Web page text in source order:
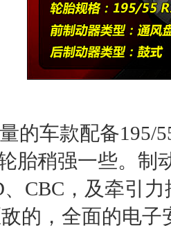
车款配备195/
胎稍强一些。
CBC，及牵引
的，全面的电